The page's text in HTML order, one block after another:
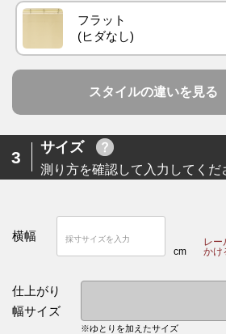
フラット
スタイルの違いを見る
3
サイズ
測り方を確認して入力してくだ
横幅
cm
レー
かけ
仕上がり
幅サイズ
※ゆとりを加えたサイズ